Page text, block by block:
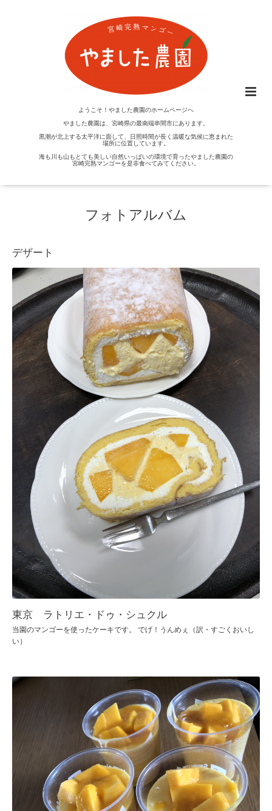
ようこそ！やました農園のホームページへ
やました農園は、宮崎県の最南端串間市にあります。
黒潮が北上する太平洋に面して、日照時間が長く温暖な気候に恵まれた
場所に位置しています。
海も川も山もとても美しい自然いっぱいの環境で育ったやました農園の
宮崎完熟マンゴーを是非食べてみてください。
フォトアルバム
デザート
東京 ラトリエ・ドゥ・シュクル
当園のマンゴーを使ったケーキです。 でげ！うんめぇ（訳・すごくおいし
い）